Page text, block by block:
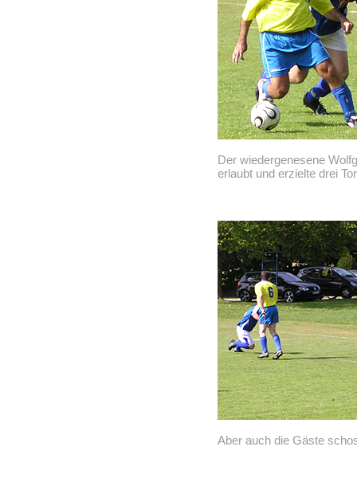
Der wiedergenesene
erlaubt und erzielte drei
Aber auch die Gäste